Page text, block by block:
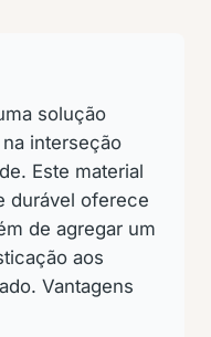
solução
interseção
Este material
durável oferece
de agregar um
aos
Vantagens